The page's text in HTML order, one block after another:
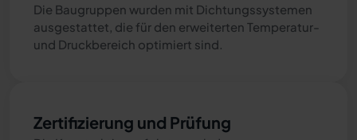
Die Baugruppen wurden mit Dichtungssystemen
ausgestattet, die für den erweiterten Temperatur-
und Druckbereich optimiert sind.
Zertifizierung und Prüfung